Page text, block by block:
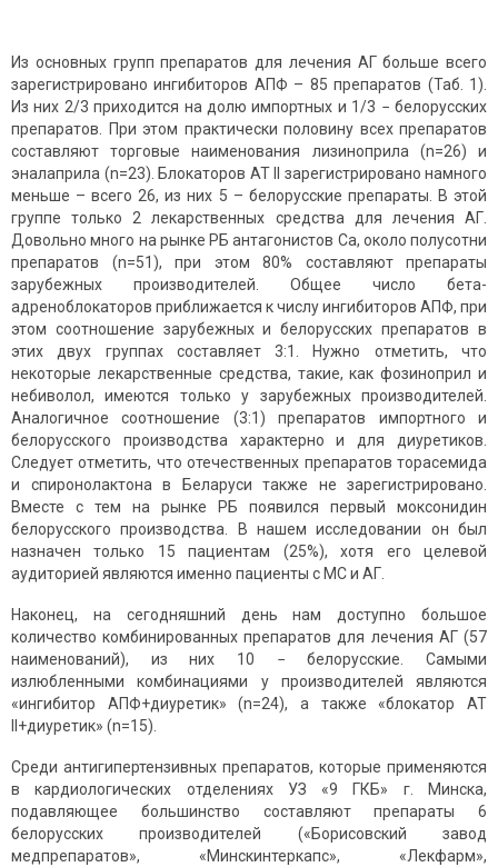
Из основных групп препаратов для лечения АГ больше всего
зарегистрировано ингибиторов АПФ – 85 препаратов (Таб. 1).
Из них 2/3 приходится на долю импортных и 1/3 − белорусских
препаратов. При этом практически половину всех препаратов
составляют торговые наименования лизиноприла (n=26) и
эналаприла (n=23). Блокаторов АТ II зарегистрировано намного
меньше – всего 26, из них 5 – белорусские препараты. В этой
группе только 2 лекарственных средства для лечения АГ.
Довольно много на рынке РБ антагонистов Са, около полусотни
препаратов (n=51), при этом 80% составляют препараты
зарубежных производителей. Общее число бета-
адреноблокаторов приближается к числу ингибиторов АПФ, при
этом соотношение зарубежных и белорусских препаратов в
этих двух группах составляет 3:1. Нужно отметить, что
некоторые лекарственные средства, такие, как фозиноприл и
небиволол, имеются только у зарубежных производителей.
Аналогичное соотношение (3:1) препаратов импортного и
белорусского производства характерно и для диуретиков.
Следует отметить, что отечественных препаратов торасемида
и спиронолактона в Беларуси также не зарегистрировано.
Вместе с тем на рынке РБ появился первый моксонидин
белорусского производства. В нашем исследовании он был
назначен только 15 пациентам (25%), хотя его целевой
аудиторией являются именно пациенты с МС и АГ.
Наконец, на сегодняшний день нам доступно большое
количество комбинированных препаратов для лечения АГ (57
наименований), из них 10 − белорусские. Самыми
излюбленными комбинациями у производителей являются
«ингибитор АПФ+диуретик» (n=24), а также «блокатор АТ
II+диуретик» (n=15).
Среди антигипертензивных препаратов, которые применяются
в кардиологических отделениях УЗ «9 ГКБ» г. Минска,
подавляющее большинство составляют препараты 6
белорусских производителей («Борисовский завод
медпрепаратов», «Минскинтеркапс», «Лекфарм»,